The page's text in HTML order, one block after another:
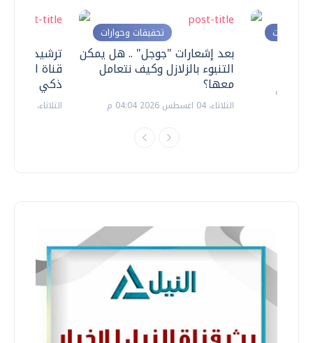
ترشيدا
قناة
ذكي
الثلاثاء، 14 يوليو 2026 06:11 م
تحقيقات وحوارات
بعد إشعارات "جوجل" .. هل يمكن
التنبوء بالزلازل وكيف نتعامل
معها؟
الثلاثاء، 04 اغسطس 2026 04:04 م
وحوارات